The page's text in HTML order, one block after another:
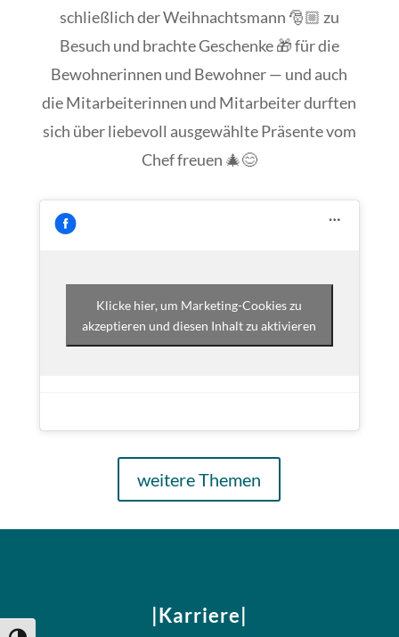
schließlich der Weihnachtsmann 🎅🏼 zu
Besuch und brachte Geschenke 🎁 für die
Bewohnerinnen und Bewohner — und auch
die Mitarbeiterinnen und Mitarbeiter durften
sich über liebevoll ausgewählte Präsente vom
Chef freuen 🎄😊
Klicke hier, um Marketing-Cookies zu
akzeptieren und diesen Inhalt zu aktivieren
weitere Themen
|Karriere|